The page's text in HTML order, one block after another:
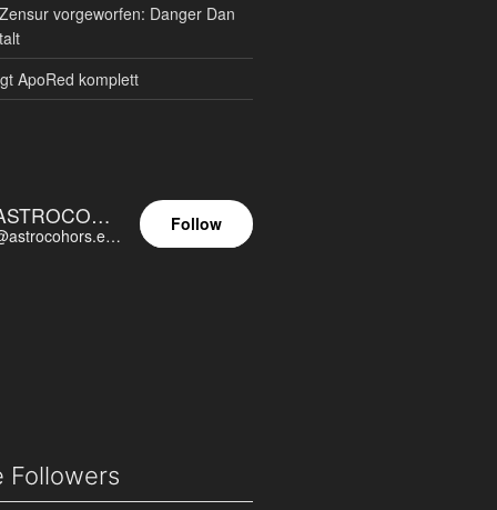
vorgeworfen: Danger Dan
ApoRed komplett
ASTROCOHORS EUNOIA ULTIMA
@astrocohors.eu@astrocohors.eu
Follow
Followers